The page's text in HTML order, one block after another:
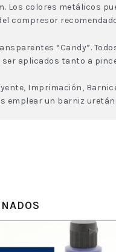
Los colores metálicos
compresor
“Candy”.
aplicados tanto a
Imprimación,
emplear un barniz